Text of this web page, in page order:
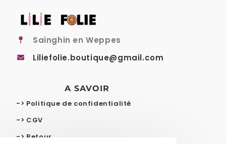
Sainghin en Weppes
Liliefolie.boutique@gmail.com
A SAVOIR
-> Politique de confidentialité
-> CGV
-> Retour